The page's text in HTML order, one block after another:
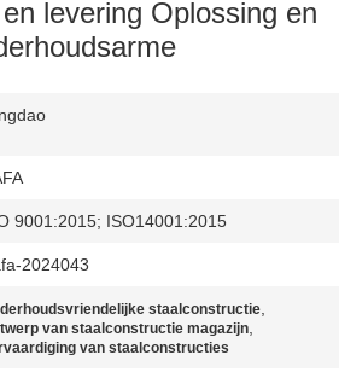
levering Oplossing en
9001:2015; ISO14001:2015
2024043
staalconstructie,
van staalconstructie magazijn,
van staalconstructies